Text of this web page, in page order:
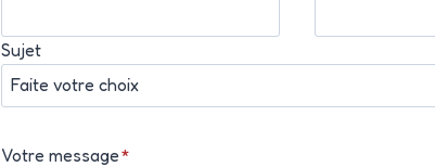
Sujet
Votre message*